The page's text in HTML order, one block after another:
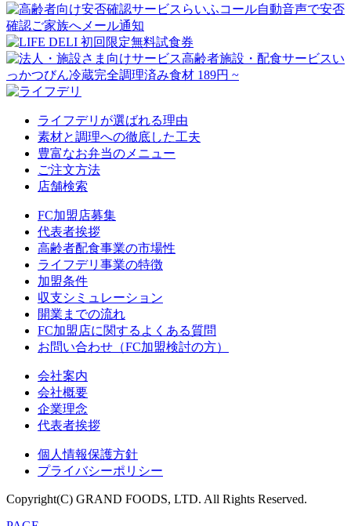
ライフデリが選ばれる理由
素材と調理への徹底した工夫
豊富なお弁当のメニュー
ご注文方法
店舗検索
FC加盟店募集
代表者挨拶
高齢者配食事業の市場性
ライフデリ事業の特徴
加盟条件
収支シミュレーション
開業までの流れ
FC加盟店に関するよくある質問
お問い合わせ（FC加盟検討の方）
会社案内
会社概要
企業理念
代表者挨拶
個人情報保護方針
プライバシーポリシー
Copyright(C) GRAND FOODS, LTD. All Rights Reserved.